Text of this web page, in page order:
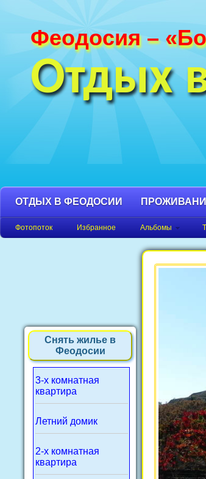
Феодосия –
Отдых
Фотографии Феодосии и
Феодосия, Орджоникидзе
фото города, Крым фото
ОТДЫХ В ФЕОДОСИИ
Фотопоток Избранное Альбомы
Снять жилье в
Феодосии
3-х комнатная
квартира
Летний домик
2-х комнатная
квартира